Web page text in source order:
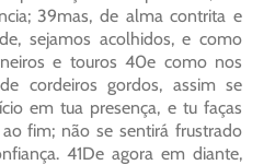
39mas, de alma contrita e
sejamos acolhidos, e como
e touros 40e como nos
cordeiros gordos, assim se
em tua presença, e tu faças
fim; não se sentirá frustrado
41De agora em diante,